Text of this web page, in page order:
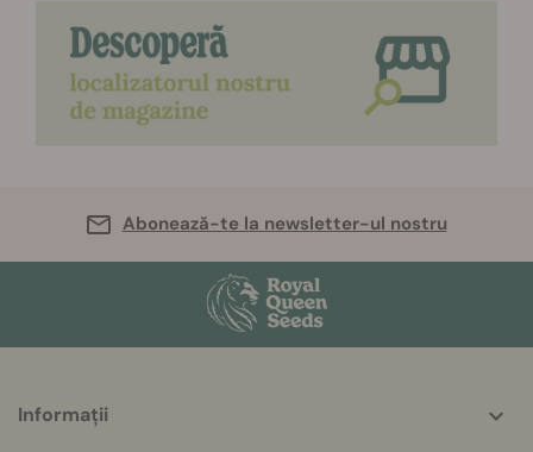
Abonează-te la newsletter-ul nostru
Informații